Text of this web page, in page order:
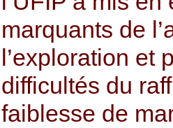
marquants de
l’exploration et
difficultés du
faiblesse de